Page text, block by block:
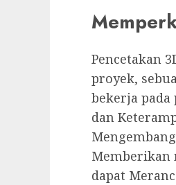
Pencetakan
proyek,
bekerja pada
dan
Memberikan
dapat